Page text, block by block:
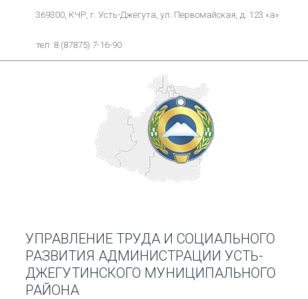
369300, КЧР, г. Усть-Джегута, ул. Первомайская, д. 123 «а»
тел. 8 (87875) 7-16-90
УПРАВЛЕНИЕ ТРУДА И СОЦИАЛЬНОГО
РАЗВИТИЯ АДМИНИСТРАЦИИ УСТЬ-
ДЖЕГУТИНСКОГО МУНИЦИПАЛЬНОГО
РАЙОНА